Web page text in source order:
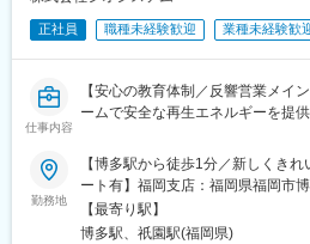
正社員 職種未経験歓迎 業種未経験歓
仕事内容
【安心の教育体制／反響営業メイ
ームで安全な再生エネルギーを提供
勤務地
【博多駅から徒歩1分／新しくき
ート有】福岡支店：福岡県福岡市
ジュ博多駅前BUILDING 7F※受動
備）
【最寄り駅】
博多駅、祇園駅(福岡県)